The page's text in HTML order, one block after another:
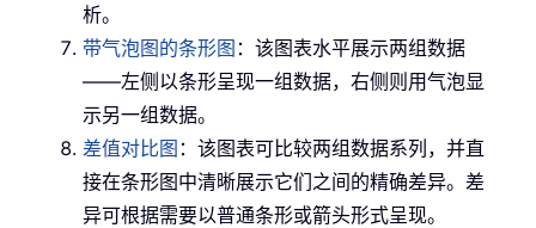
析。
带气泡图的条形图 ：该图表水平展示两组数据
——左侧以条形呈现一组数据，右侧则用气泡显
示另一组数据。
差值对比图 ：该图表可比较两组数据系列，并直
接在条形图中清晰展示它们之间的精确差异。差
异可根据需要以普通条形或箭头形式呈现。